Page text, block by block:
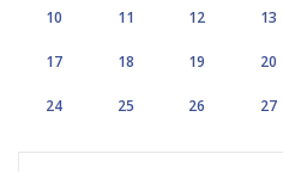
10 11 12 13
17 18 19 20
24 25 26 27